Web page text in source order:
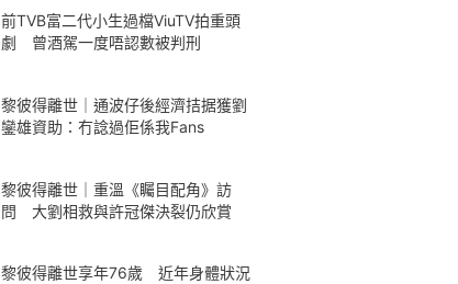
前TVB富二代小生過檔ViuTV拍重頭
劇 曾酒駕一度唔認數被判刑
黎彼得離世｜通波仔後經濟拮据獲劉
鑾雄資助：冇諗過佢係我Fans
黎彼得離世｜重溫《矚目配角》訪
問 大劉相救與許冠傑決裂仍欣賞
黎彼得離世享年76歲 近年身體狀況